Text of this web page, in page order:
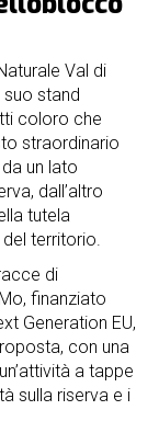
Val di
stand
coloro che
straordinario
un lato
dall’altro
tutela
territorio.
di
finanziato
Generation EU,
con una
a tappe
sulla riserva e i